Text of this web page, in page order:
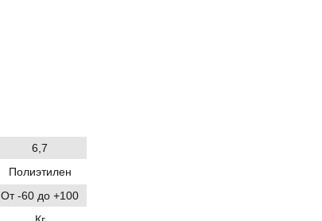
6,7
Полиэтилен
От -60 до +100